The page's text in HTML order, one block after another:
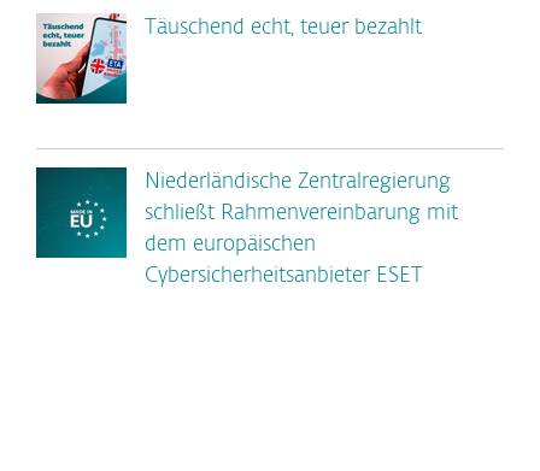
Täuschend echt, teuer bezahlt
Niederländische Zentralregierung
schließt Rahmenvereinbarung mit
dem europäischen
Cybersicherheitsanbieter ESET